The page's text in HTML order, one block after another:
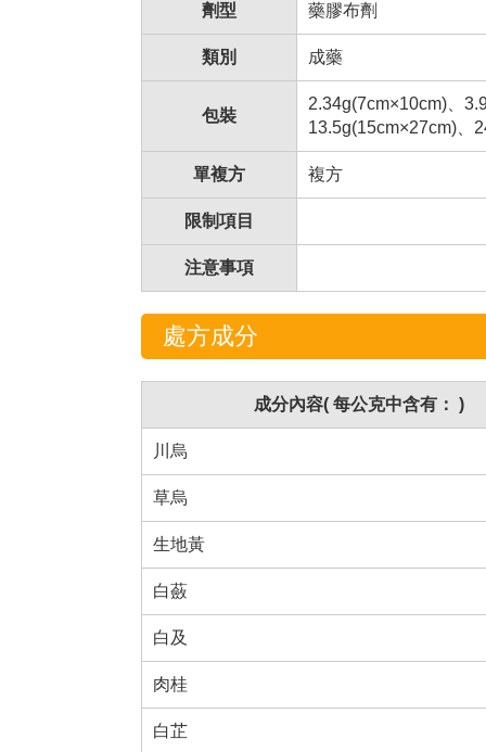
劑型 藥膠布劑
類別 成藥
包裝
2.34g(7cm×10cm)、
13.5g(15cm×27cm)、
單複方 複方
限制項目
注意事項
處方成分
成分內容( 每公克中含有： )
川烏
草烏
生地黃
白蘞
白及
肉桂
白芷